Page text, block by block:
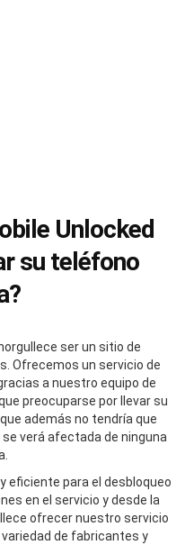
Unlocked
su teléfono
ser un sitio de
Ofrecemos un servicio de
a nuestro equipo de
preocuparse por llevar su
además no tendría que
verá afectada de ninguna
eficiente para el desbloqueo
en el servicio y desde la
ofrecer nuestro servicio
de fabricantes y